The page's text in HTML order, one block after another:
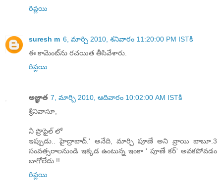
రిప్లయి
suresh m 6, మార్చి 2010, శనివారం 11:20:00 PM ISTకి
ఈ కామెంట్‌ను రచయిత తీసివేశారు.
రిప్లయి
అజ్ఞాత 7, మార్చి 2010, ఆదివారం 10:02:00 AM ISTకి
శ్రీనివాసూ,
నీ ప్రొఫైల్ లో
ఇప్పుడు.. హైద్రాబాద్.' అనేది, మార్చి పూణే అని వ్రాయి బాబూ.3
సంవత్సరాలనుండి ఇక్కడ ఉంటున్న ఇంకా ' పూణే కర్' అవకపోవడం
బాగోలేదు !!
రిప్లయి